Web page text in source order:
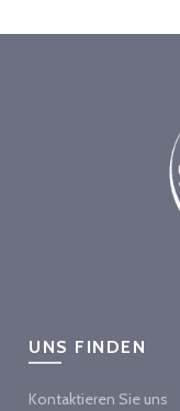
UNS FINDEN
Kontaktieren Sie uns